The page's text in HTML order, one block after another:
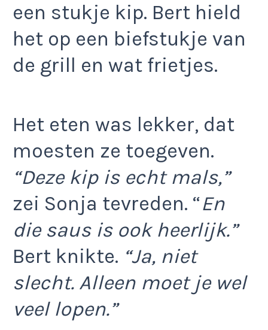
een stukje kip. Bert hield
het op een biefstukje van
de grill en wat frietjes.
Het eten was lekker, dat
moesten ze toegeven.
“Deze kip is echt mals,”
zei Sonja tevreden. “En
die saus is ook heerlijk.”
Bert knikte. “Ja, niet
slecht. Alleen moet je wel
veel lopen.”